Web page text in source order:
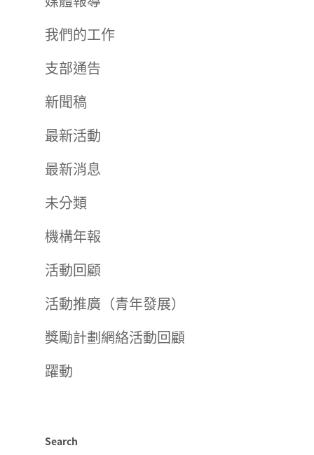
我們的工作
支部通告
新聞稿
最新活動
最新消息
未分類
機構年報
活動回顧
活動推廣（青年發展）
獎勵計劃網絡活動回顧
躍動
Search